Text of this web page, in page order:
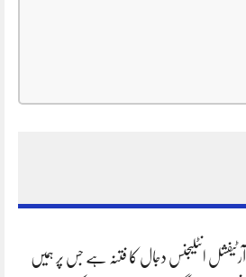
آرٹیفشل انٹلیجنس دجال کا فتنہ ہے جس پر ہمیں